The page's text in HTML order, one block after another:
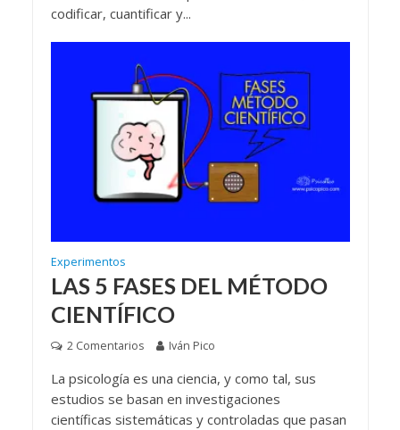
codificar, cuantificar y...
Experimentos
LAS 5 FASES DEL MÉTODO
CIENTÍFICO
2 Comentarios Iván Pico
La psicología es una ciencia, y como tal, sus
estudios se basan en investigaciones
científicas sistemáticas y controladas que pasan